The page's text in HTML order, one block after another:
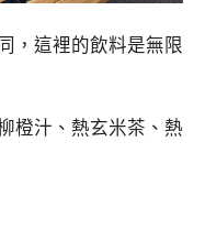
，這裡的飲料是無限
橙汁、熱玄米茶、熱